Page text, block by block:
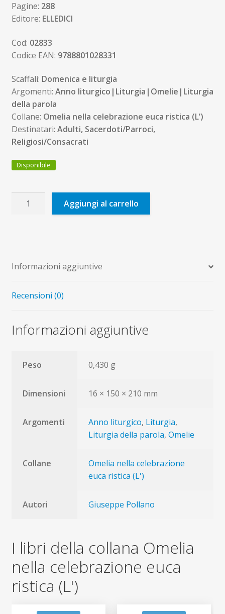
Pagine: 288
Editore: ELLEDICI
Cod: 02833
Codice EAN: 9788801028331
Scaffali: Domenica e liturgia
Argomenti: Anno liturgico|Liturgia|Omelie|Liturgia
della parola
Collane: Omelia nella celebrazione euca ristica (L’)
Destinatari: Adulti, Sacerdoti/Parroci,
Religiosi/Consacrati
Disponibile
mensa
Aggiungi al carrello
Informazioni aggiuntive
Recensioni (0)
Informazioni aggiuntive
Peso 0,430 g
Dimensioni 16 × 150 × 210 mm
Argomenti Anno liturgico, Liturgia,
Liturgia della parola,Omelie
Collane
Omelia nella celebrazione
euca ristica (L')
Autori Giuseppe Pollano
I libri della collana Omelia
nella celebrazione euca
ristica (L')